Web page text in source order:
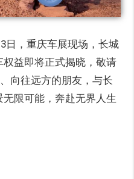
日，重庆车展现场，长城
益即将正式揭晓，敬请
向往远方的朋友，与长
限可能，奔赴无界人生